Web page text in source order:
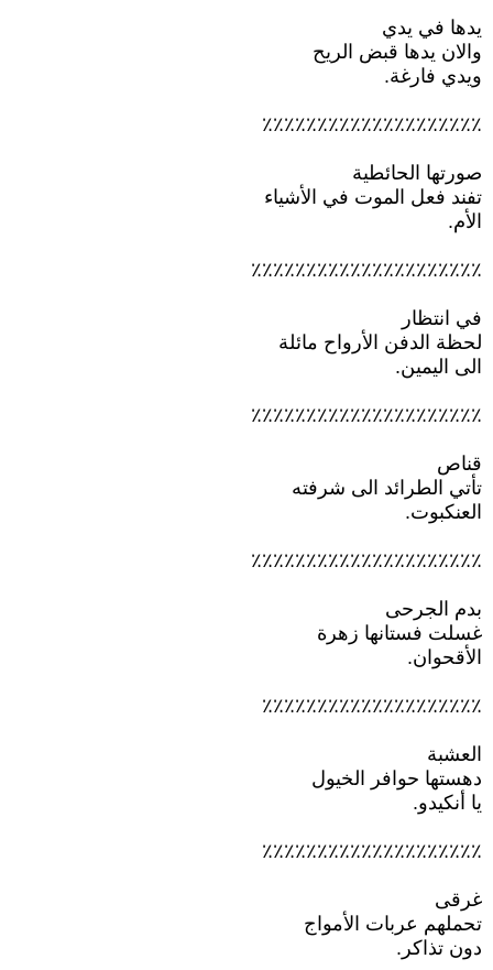
يدها في يدي
والان يدها قبض الريح
ويدي فارغة.
٪٪٪٪٪٪٪٪٪٪٪٪٪٪٪٪٪٪٪٪
صورتها الحائطية
تفند فعل الموت في الأشياء
الأم.
٪٪٪٪٪٪٪٪٪٪٪٪٪٪٪٪٪٪٪٪٪
في انتظار
لحظة الدفن الأرواح مائلة
الى اليمين.
٪٪٪٪٪٪٪٪٪٪٪٪٪٪٪٪٪٪٪٪٪
قناص
تأتي الطرائد الى شرفته
العنكبوت.
٪٪٪٪٪٪٪٪٪٪٪٪٪٪٪٪٪٪٪٪٪
بدم الجرحى
غسلت فستانها زهرة
الأقحوان.
٪٪٪٪٪٪٪٪٪٪٪٪٪٪٪٪٪٪٪٪
العشبة
دهستها حوافر الخيول
يا أنكيدو.
٪٪٪٪٪٪٪٪٪٪٪٪٪٪٪٪٪٪٪٪
غرقى
تحملهم عربات الأمواج
دون تذاكر.